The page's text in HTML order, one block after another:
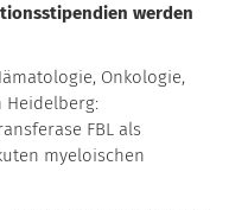
werden
Onkologie,
Heidelberg:
FBL als
myeloischen